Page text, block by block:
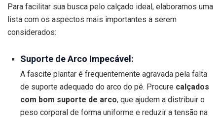
Para facilitar sua busca pelo calçado ideal, elaboramos uma
lista com os aspectos mais importantes a serem
considerados:
Suporte de Arco Impecável:
A fascite plantar é frequentemente agravada pela falta
de suporte adequado do arco do pé. Procure calçados
com bom suporte de arco, que ajudem a distribuir o
peso corporal de forma uniforme e reduzir a tensão na